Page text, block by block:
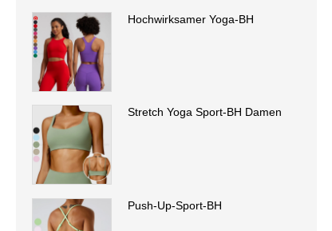
Hochwirksamer Yoga-BH
Stretch Yoga Sport-BH Damen
Push-Up-Sport-BH